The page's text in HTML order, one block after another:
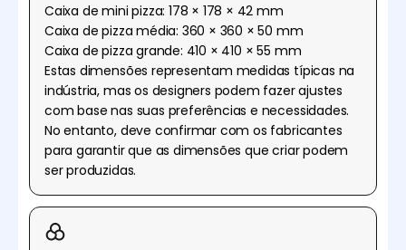
Caixa de mini pizza: 178 × 178 × 42 mm
Caixa de pizza média: 360 × 360 × 50 mm
Caixa de pizza grande: 410 × 410 × 55 mm
Estas dimensões representam medidas típicas na
indústria, mas os designers podem fazer ajustes
com base nas suas preferências e necessidades.
No entanto, deve confirmar com os fabricantes
para garantir que as dimensões que criar podem
ser produzidas.